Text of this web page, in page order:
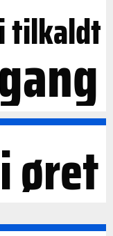
tilkaldt
øret